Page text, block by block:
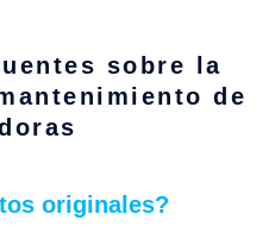
sobre la
de
originales?